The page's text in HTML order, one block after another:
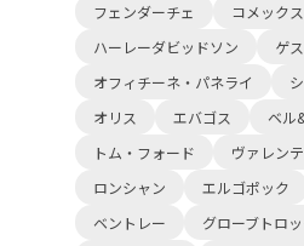
フェンダーチェ
コメックス
ハーレーダビッドソン
ゲス
オフィチーネ・パネライ
オリス
エバゴス
ベル
トム・フォード
ヴァレン
ロンシャン
エルゴポック
ベントレー
グローブトロ